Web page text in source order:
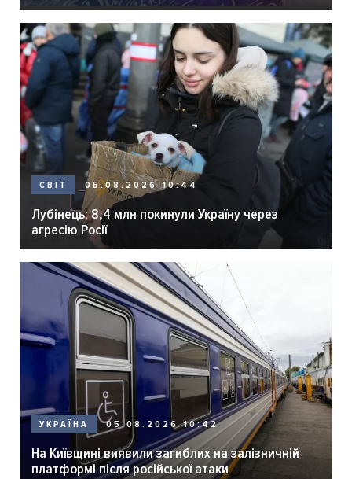
СВІТ 05.08.2026 10:44
Лубінець: 8,4 млн покинули Україну через
агресію Росії
УКРАЇНА 05.08.2026 10:42
На Київщині виявили загиблих на залізничній
платформі після російської атаки